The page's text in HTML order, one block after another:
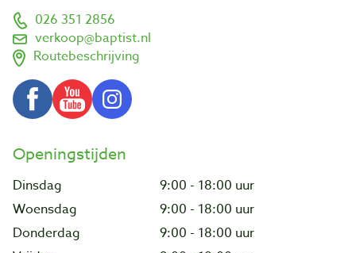
026 351 2856
verkoop@baptist.nl
Routebeschrijving
Openingstijden
Dinsdag
9:00 - 18:00 uur
Woensdag
9:00 - 18:00 uur
Donderdag
9:00 - 18:00 uur